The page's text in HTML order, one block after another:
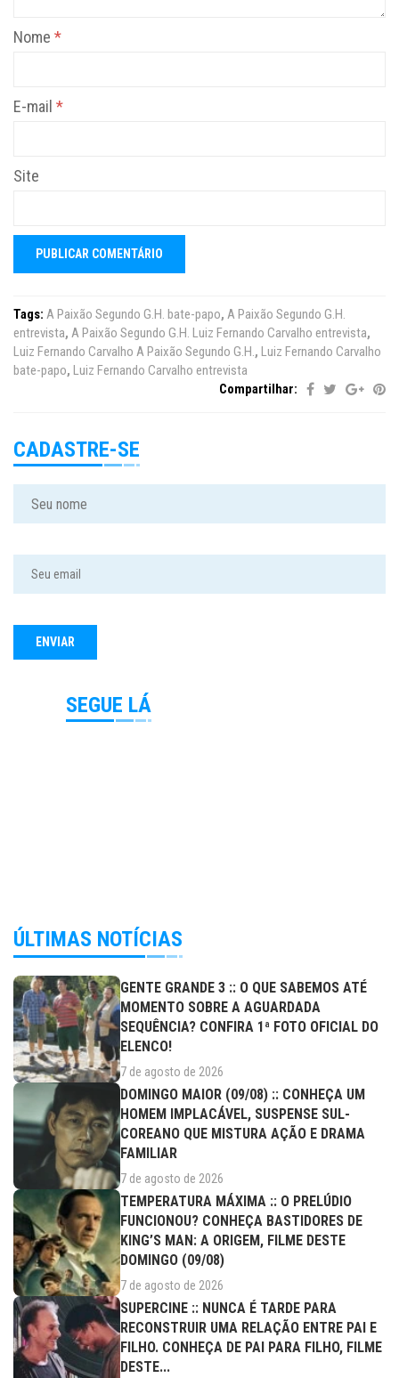
Nome *
E-mail *
Site
Tags: A Paixão Segundo G.H. bate-papo, A Paixão Segundo G.H.
entrevista, A Paixão Segundo G.H. Luiz Fernando Carvalho entrevista,
Luiz Fernando Carvalho A Paixão Segundo G.H., Luiz Fernando Carvalho
bate-papo, Luiz Fernando Carvalho entrevista
Compartilhar:
CADASTRE-SE
SEGUE LÁ
ÚLTIMAS NOTÍCIAS
GENTE GRANDE 3 :: O QUE SABEMOS ATÉ
MOMENTO SOBRE A AGUARDADA
SEQUÊNCIA? CONFIRA 1ª FOTO OFICIAL DO
ELENCO!
7 de agosto de 2026
DOMINGO MAIOR (09/08) :: CONHEÇA UM
HOMEM IMPLACÁVEL, SUSPENSE SUL-
COREANO QUE MISTURA AÇÃO E DRAMA
FAMILIAR
7 de agosto de 2026
TEMPERATURA MÁXIMA :: O PRELÚDIO
FUNCIONOU? CONHEÇA BASTIDORES DE
KING’S MAN: A ORIGEM, FILME DESTE
DOMINGO (09/08)
7 de agosto de 2026
SUPERCINE :: NUNCA É TARDE PARA
RECONSTRUIR UMA RELAÇÃO ENTRE PAI E
FILHO. CONHEÇA DE PAI PARA FILHO, FILME
DESTE...